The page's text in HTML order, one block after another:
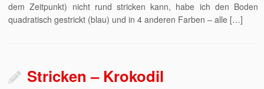
dem Zeitpunkt) nicht rund stricken kann, habe ich den Boden
quadratisch gestrickt (blau) und in 4 anderen Farben – alle […]
Stricken – Krokodil